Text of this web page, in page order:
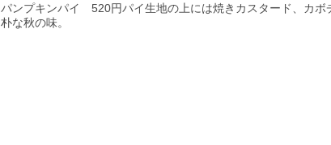
パンプキンパイ 520円パイ生地の上には焼きカスタード、カ
朴な秋の味。